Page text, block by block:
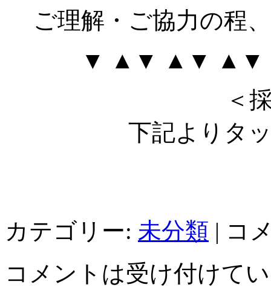
ご理解・ご協力の程
▼ ▲▼ ▲▼
＜
下記よりタ
カテゴリー: 未分類 | コ
コメントは受け付けて